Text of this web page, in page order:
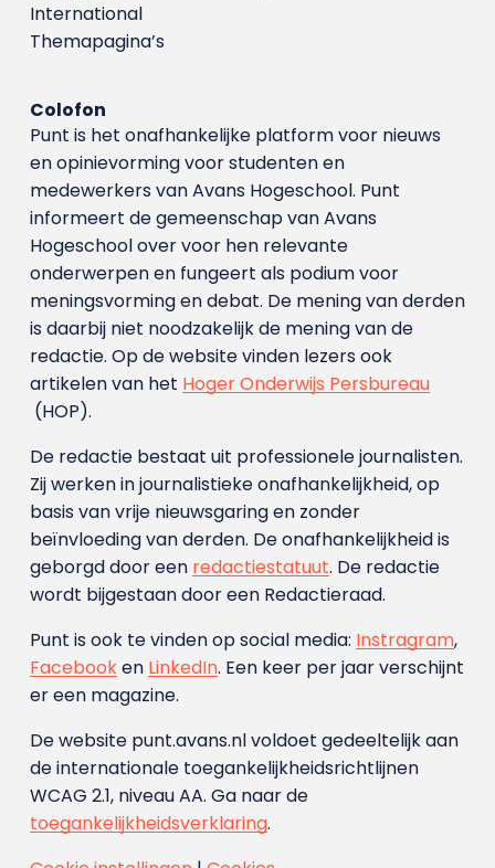
International
Themapagina’s
Colofon
Punt is het onafhankelijke platform voor nieuws
en opinievorming voor studenten en
medewerkers van Avans Hoge­school. Punt
informeert de gemeenschap van Avans
Hogeschool over voor hen relevante
onderwerpen en fungeert als podium voor
meningsvorming en debat. De mening van derden
is daarbij niet noodzakelijk de mening van de
redactie. Op de website vinden lezers ook
artikelen van het Hoger Onderwijs Persbureau
(HOP).
De redactie bestaat uit professionele journalisten.
Zij werken in journalistieke onafhankelijkheid, op
basis van vrije nieuwsgaring en zonder
beïnvloeding van derden. De onafhankelijkheid is
geborgd door een redactiestatuut. De redactie
wordt bijgestaan door een Redactieraad.
Punt is ook te vinden op social media: Instragram,
Facebooken LinkedIn. Een keer per jaar verschijnt
er een magazine.
De website punt.avans.nl voldoet gedeeltelijk aan
de internationale toegankelijkheidsrichtlijnen
WCAG 2.1, niveau AA. Ga naar de
toegankelijkheidsverklaring.